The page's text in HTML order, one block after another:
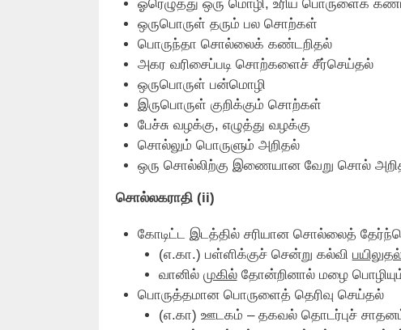
ஓரெழுத்து ஒரு மொழி, உரிய பொருளைக்‌
ஒருபொருள்‌ தரும்‌ பல சொற்கள்‌
பொருந்தா சொல்லைக்‌ கண்டறிதல்‌
அகர வரிசைப்படி சொற்களைச்‌ சீர்செய்தல்‌
ஒருபொருள்‌ பன்மொழி
இருபொருள்‌ குறிக்கும்‌ சொற்கள்‌
பேச்சு வழக்கு, எழுத்து வழக்கு
சொல்லும்‌ பொருளும்‌ அறிதல்‌
ஒரு சொல்லிற்கு இணையான வேறு சொல்‌
சொல்லகராதி (ii)
கோடிட்ட இடத்தில்‌ சரியான சொல்லைத்‌
(௭.கா.) பள்ளிக்குச்‌ சென்று கல்வி
வானில்‌ முகில்‌தோன்றினால்‌ மழை பொழியும்‌
பொருத்தமான பொருளைத்‌ தெரிவு செய்தல்‌
(எ.கா) ஊடகம்‌ – தகவல்‌ தொடர்புச்‌